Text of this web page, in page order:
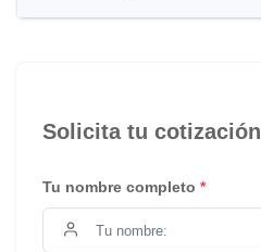
Solicita tu cotización
Tu nombre completo *